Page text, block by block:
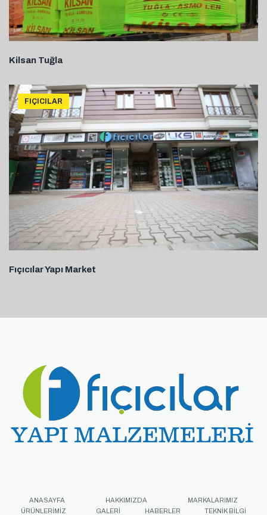
Kilsan Tuğla
FIÇICILAR
Fıçıcılar Yapı Market
ANASAYFA HAKKIMIZDA
MARKALARIMIZ
ÜRÜNLERIMIZ
GALERI HABERLER TEKNIK BILGI